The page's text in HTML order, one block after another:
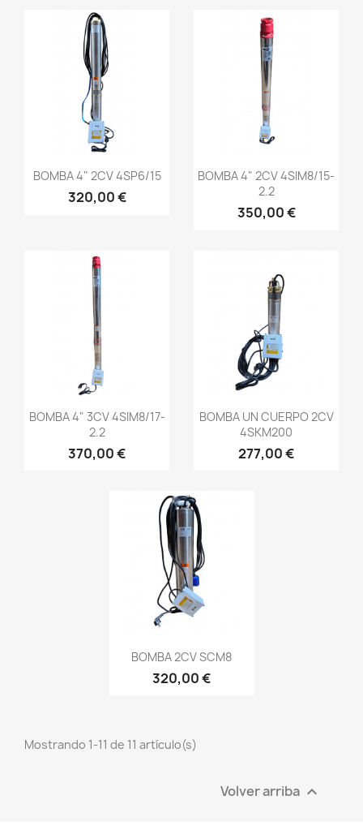
BOMBA 4" 2CV 4SP6/15
320,00 €
BOMBA 4" 2CV 4SIM8/15-
2.2
350,00 €
BOMBA 4" 3CV 4SIM8/17-
2.2
370,00 €
BOMBA UN CUERPO 2CV
4SKM200
277,00 €
BOMBA 2CV SCM8
320,00 €
Mostrando 1-11 de 11 artículo(s)
Volver arriba 